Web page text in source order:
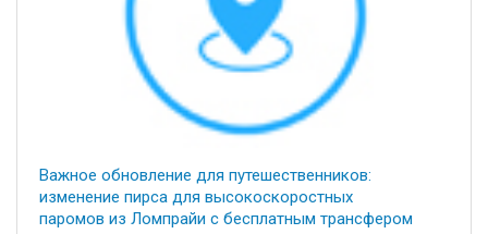
Важное обновление для путешественников:
изменение пирса для высокоскоростных
паромов из Ломпрайи с бесплатным трансфером